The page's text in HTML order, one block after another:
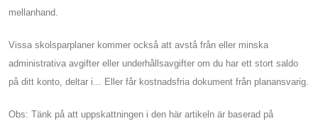
mellanhand.
Vissa skolsparplaner kommer också att avstå från eller minska
administrativa avgifter eller underhållsavgifter om du har ett stort saldo
på ditt konto, deltar i... Eller får kostnadsfria dokument från planansvarig.
Obs: Tänk på att uppskattningen i den här artikeln är baserad på